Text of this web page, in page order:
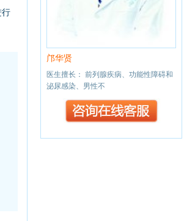
行
邝华贤
医生擅长： 前列腺疾病、功能性障碍和
泌尿感染、男性不